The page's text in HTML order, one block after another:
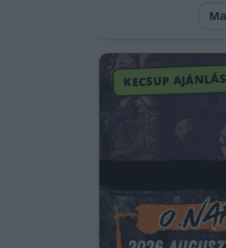
Ma
KECSUP AJÁNLÁS